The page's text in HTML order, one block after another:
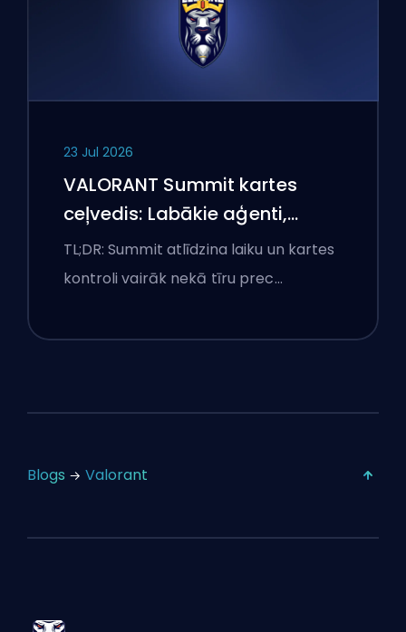
23 Jul 2026
VALORANT Summit kartes
ceļvedis: Labākie aģenti,
izsaukumi un dūmi
TL;DR: Summit atlīdzina laiku un kartes
kontroli vairāk nekā tīru prec…
Blogs Valorant